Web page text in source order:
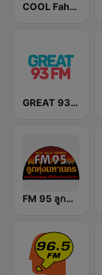
COOL Fahrenheit 93 FM
GREAT 93 | ONLINE
FM 95 ลูกทุ่งมหานคร อสมท